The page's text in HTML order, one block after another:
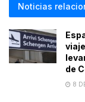
Noticias
de
8